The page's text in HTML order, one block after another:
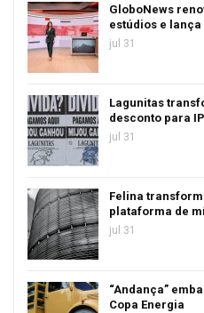
GloboNews
estúdios e
jul 31
Lagunitas
desconto para
jul 31
Felina
plataforma de
jul 31
“Andança”
Copa Energia